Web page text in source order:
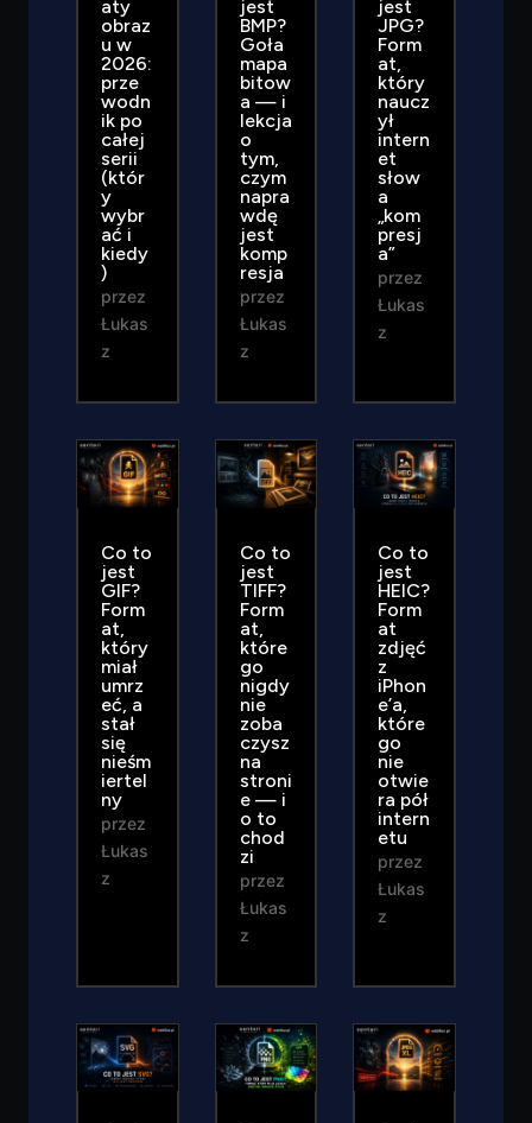
aty
obraz
u w
2026:
prze
wodn
ik po
całej
serii
(któr
y
wybr
ać i
kiedy
)
przez
Łukas
z
jest
BMP?
Goła
mapa
bitow
a — i
lekcja
o
tym,
czym
napra
wdę
jest
komp
resja
przez
Łukas
z
jest
JPG?
Form
at,
który
naucz
ył
intern
et
słow
a
„kom
presj
a”
przez
Łukas
z
Co to
jest
GIF?
Form
at,
który
miał
umrz
eć, a
stał
się
nieśm
iertel
ny
przez
Łukas
z
Co to
jest
TIFF?
Form
at,
które
go
nigdy
nie
zoba
czysz
na
stroni
e — i
o to
chod
zi
przez
Łukas
z
Co to
jest
HEIC?
Form
at
zdjęć
z
iPhon
e’a,
które
go
nie
otwie
ra pół
intern
etu
przez
Łukas
z